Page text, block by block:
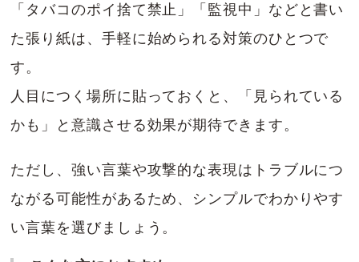
「タバコのポイ捨て禁止」「監視中」などと書い
た張り紙は、手軽に始められる対策のひとつで
す。
人目につく場所に貼っておくと、「見られている
かも」と意識させる効果が期待できます。
ただし、強い言葉や攻撃的な表現はトラブルにつ
ながる可能性があるため、シンプルでわかりやす
い言葉を選びましょう。